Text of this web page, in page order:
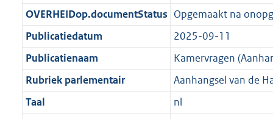
OVERHEIDop.documentStatus Opgemaakt na
Publicatiedatum
2025-09-11
Publicatienaam
Kamervragen
Rubriek parlementair
Aanhangsel van de
Taal
nl